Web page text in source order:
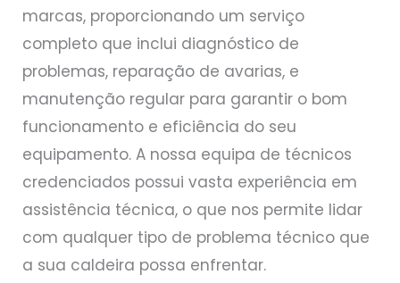
marcas, proporcionando um serviço
completo que inclui diagnóstico de
problemas, reparação de avarias, e
manutenção regular para garantir o bom
funcionamento e eficiência do seu
equipamento. A nossa equipa de técnicos
credenciados possui vasta experiência em
assistência técnica, o que nos permite lidar
com qualquer tipo de problema técnico que
a sua caldeira possa enfrentar.